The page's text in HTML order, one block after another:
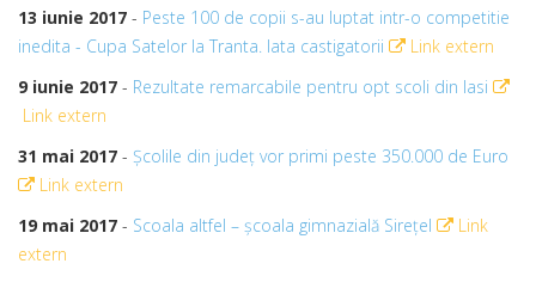
13 iunie 2017 - Peste 100 de copii s-au luptat intr-o competitie
inedita - Cupa Satelor la Tranta. Iata castigatorii
Link extern
9 iunie 2017 - Rezultate remarcabile pentru opt scoli din Iasi
Link extern
31 mai 2017 - Şcolile din judeţ vor primi peste 350.000 de Euro
Link extern
19 mai 2017 - Scoala altfel – școala gimnazială Sirețel
Link
extern